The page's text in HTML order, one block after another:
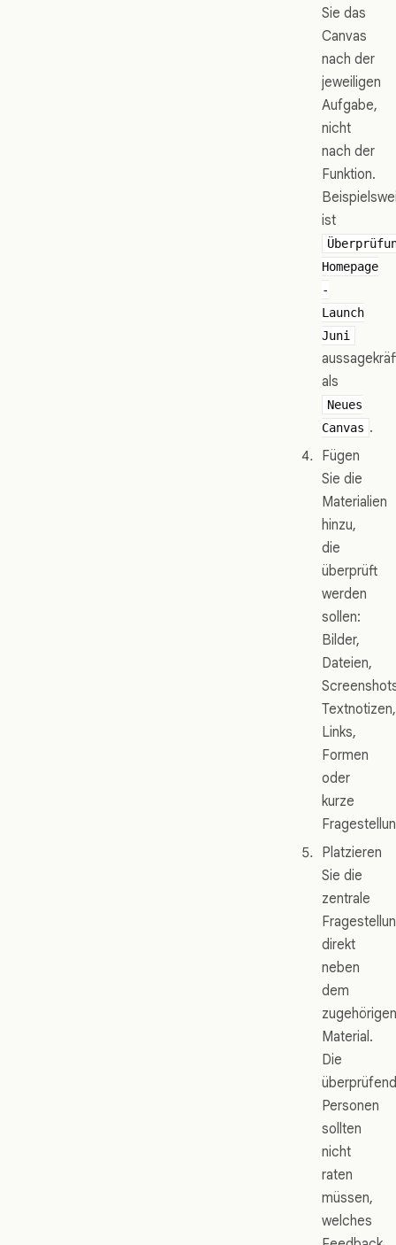
Sie das
Canvas
nach der
jeweiligen
Aufgabe,
nicht
nach der
Funktion.
ist
Homepage
-
Launch
Juni
als
Neues
Canvas .
Fügen
Sie die
Materialien
hinzu,
die
überprüft
werden
sollen:
Bilder,
Dateien,
Textnotizen,
Links,
Formen
oder
kurze
Platzieren
Sie die
zentrale
direkt
neben
dem
zugehörigen
Material.
Die
Personen
sollten
nicht
raten
müssen,
welches